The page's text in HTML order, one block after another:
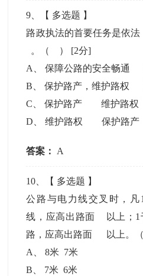
9 、【 多选题 】
路政执法的首要任务
。（ ） [2分]
A
、保障公路的安全畅通
B 、保护路产，维护路权
C 、保护路产 维护路权
D 、维护路权 保护路产
答案： A
10 、【 多选题 】
公路与电力线交叉时，
线，应高出路面 以上；1
路，应高出路面 以上。
A
、8米 7米
B
7米 6米